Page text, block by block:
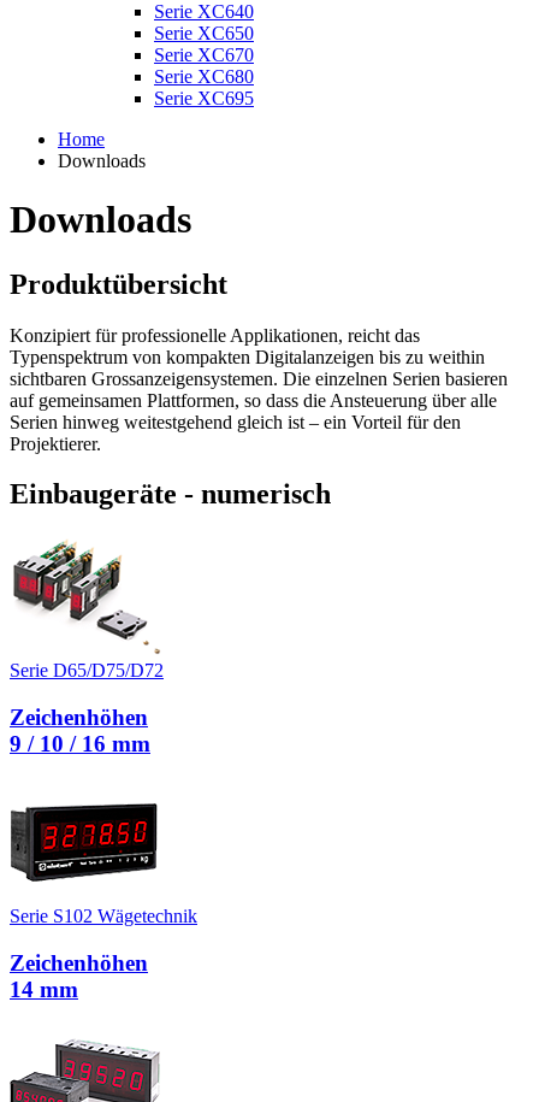
Serie XC640
Serie XC650
Serie XC670
Serie XC680
Serie XC695
Home
Downloads
Downloads
Produktübersicht
Konzipiert für professionelle Applikationen, reicht das
Typenspektrum von kompakten Digitalanzeigen bis zu weithin
sichtbaren Grossanzeigensystemen. Die einzelnen Serien basieren
auf gemeinsamen Plattformen, so dass die Ansteuerung über alle
Serien hinweg weitestgehend gleich ist – ein Vorteil für den
Projektierer.
Einbaugeräte - numerisch
Serie D65/D75/D72
Zeichenhöhen
9 / 10 / 16 mm
Serie S102 Wägetechnik
Zeichenhöhen
14 mm